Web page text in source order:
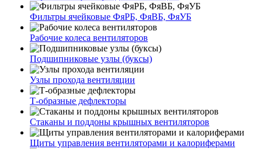
Фильтры ячейковые ФяРБ, ФяВБ, ФяУБ
Рабочие колеса вентиляторов
Подшипниковые узлы (буксы)
Узлы прохода вентиляции
Т-образные дефлекторы
Стаканы и поддоны крышных вентиляторов
Щиты управления вентиляторами и калориферами